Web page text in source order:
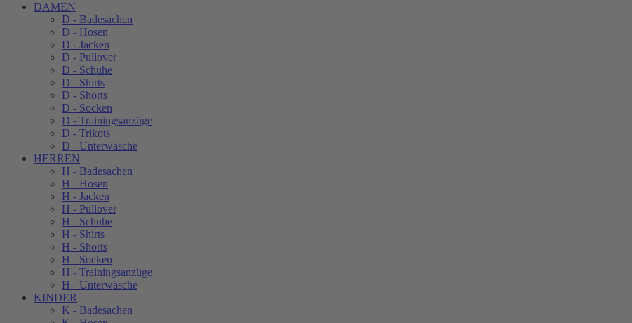
DAMEN
D - Badesachen
D - Hosen
D - Jacken
D - Pullover
D - Schuhe
D - Shirts
D - Shorts
D - Socken
D - Trainingsanzüge
D - Trikots
D - Unterwäsche
HERREN
H - Badesachen
H - Hosen
H - Jacken
H - Pullover
H - Schuhe
H - Shirts
H - Shorts
H - Socken
H - Trainingsanzüge
H - Unterwäsche
KINDER
K - Badesachen